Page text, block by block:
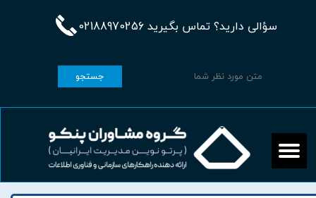
سؤالی دارید؟ تماس بگیرید 02188970256
جستجو